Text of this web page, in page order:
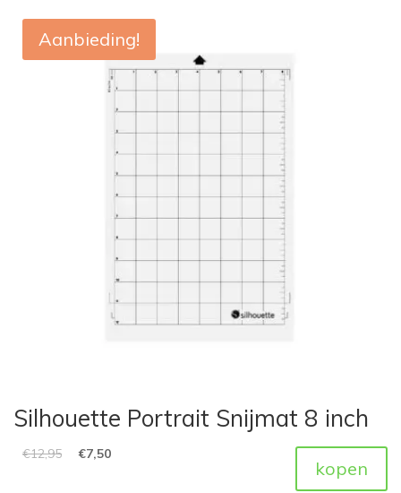
Aanbieding!
Silhouette Portrait Snijmat 8 inch
€12,95 €7,50
kopen